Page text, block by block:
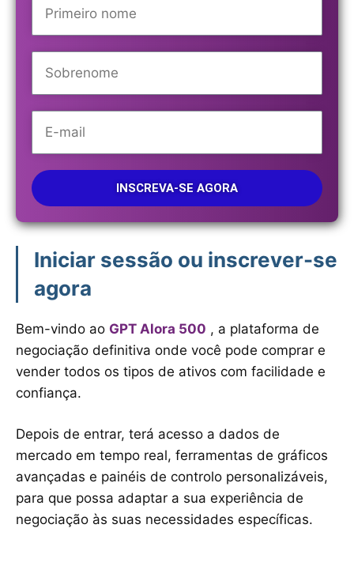
Iniciar sessão ou inscrever-se
agora
Bem-vindo ao GPT Alora 500 , a plataforma de
negociação definitiva onde você pode comprar e
vender todos os tipos de ativos com facilidade e
confiança.
Depois de entrar, terá acesso a dados de
mercado em tempo real, ferramentas de gráficos
avançadas e painéis de controlo personalizáveis,
para que possa adaptar a sua experiência de
negociação às suas necessidades específicas.
INSCREVA-SE AGORA